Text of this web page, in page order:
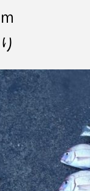
ｍ カワ
り